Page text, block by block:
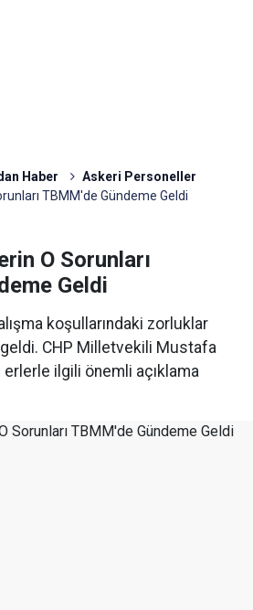
Haber
Askeri Personeller
TBMM'de Gündeme Geldi
O Sorunları
Geldi
koşullarındaki zorluklar
CHP Milletvekili Mustafa
ilgili önemli açıklama